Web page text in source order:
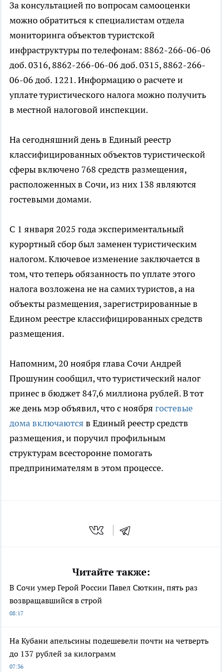
За консультацией по вопросам самооценки
можно обратиться к специалистам отдела
мониторинга объектов туристской
инфраструктуры по телефонам: 8862-266-06-06
доб. 0316, 8862-266-06-06 доб. 0315, 8862-266-
06-06 доб. 1221. Информацию о расчете и
уплате туристического налога можно получить
в местной налоговой инспекции.
На сегодняшний день в Единый реестр
классифицированных объектов туристической
сферы включено 768 средств размещения,
расположенных в Сочи, из них 138 являются
гостевыми домами.
С 1 января 2025 года экспериментальный
курортный сбор был заменен туристическим
налогом. Ключевое изменение заключается в
том, что теперь обязанность по уплате этого
налога возложена не на самих туристов, а на
объекты размещения, зарегистрированные в
Едином реестре классифицированных средств
размещения.
Напомним, 20 ноября глава Сочи Андрей
Прошунин сообщил, что туристический налог
принес в бюджет 847,6 миллиона рублей. В тот
же день мэр объявил, что с ноября гостевые
дома включаются в Единый реестр средств
размещения, и поручил профильным
структурам всесторонне помогать
предпринимателям в этом процессе.
Читайте также:
В Сочи умер Герой России Павел Сюткин, пять раз
возвращавшийся в строй
08:17
На Кубани апельсины подешевели почти на четверть
до 137 рублей за килограмм
07:36